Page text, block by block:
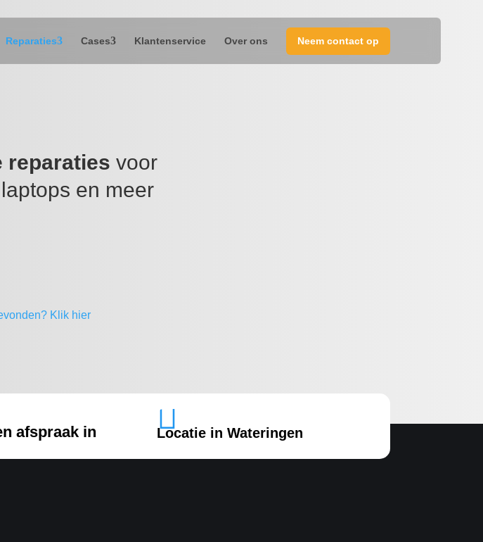
Reparaties Cases Klantenservice Over ons Neem contact op
reparaties voor
en meer
Klik hier
afspraak in 
Locatie in Wateringen